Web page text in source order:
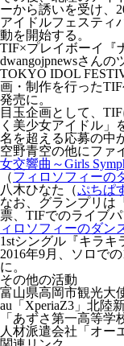
ーから誘いを受け、
アイドルフェスティ
動を開始する。
TIF×プレイボーイ『
dwangojpnewsさんの
TOKYO IDOL
画・制作を行った
発売に。
目玉企画として、
く美少女アイドル」
名を超える応募の中
空野青空の他にファ
女交響曲～Girls
（フィロソフィーの
八木ひなた（ぷちぱ
なお、グランプリは
票、TIFでのライブ
ィロソフィーのダン
1stシングル『キラキ
2016年9月、ソロで
に。
その他の活動
富山県高岡市観光大
au「XperiaZ3」北陸
「あずさ第一高等学
人材派遣会社「オー